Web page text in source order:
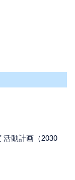
活動計画（2030